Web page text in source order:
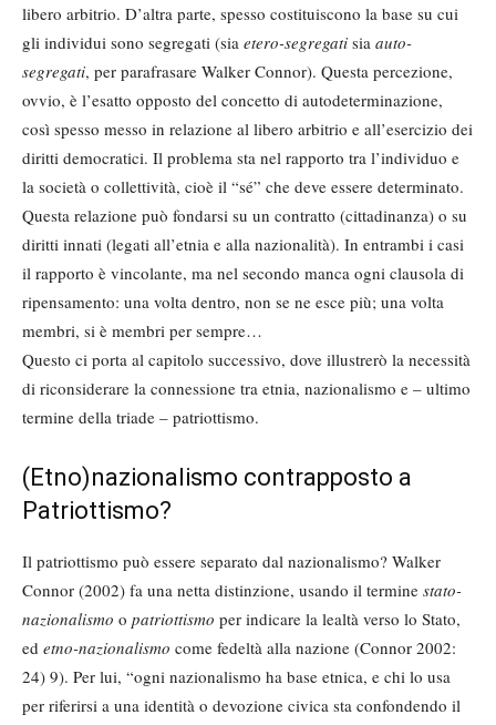
libero arbitrio. D’altra parte, spesso costituiscono la base su cui
gli individui sono segregati (sia etero-segregati sia auto-
segregati, per parafrasare Walker Connor). Questa percezione,
ovvio, è l’esatto opposto del concetto di autodeterminazione,
così spesso messo in relazione al libero arbitrio e all’esercizio dei
diritti democratici. Il problema sta nel rapporto tra l’individuo e
la società o collettività, cioè il “sé” che deve essere determinato.
Questa relazione può fondarsi su un contratto (cittadinanza) o su
diritti innati (legati all’etnia e alla nazionalità). In entrambi i casi
il rapporto è vincolante, ma nel secondo manca ogni clausola di
ripensamento: una volta dentro, non se ne esce più; una volta
membri, si è membri per sempre…
Questo ci porta al capitolo successivo, dove illustrerò la necessità
di riconsiderare la connessione tra etnia, nazionalismo e – ultimo
termine della triade – patriottismo.
(Etno)nazionalismo contrapposto a
Patriottismo?
Il patriottismo può essere separato dal nazionalismo? Walker
Connor (2002) fa una netta distinzione, usando il termine stato-
nazionalismo o patriottismo per indicare la lealtà verso lo Stato,
ed etno-nazionalismo come fedeltà alla nazione (Connor 2002:
24) 9). Per lui, “ogni nazionalismo ha base etnica, e chi lo usa
per riferirsi a una identità o devozione civica sta confondendo il